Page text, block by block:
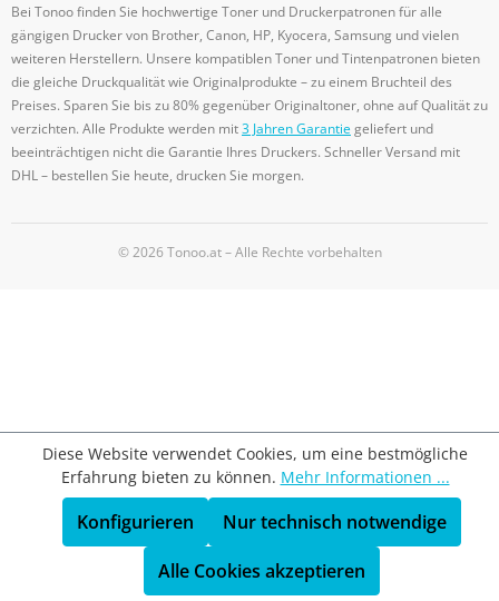
Bei Tonoo finden Sie hochwertige Toner und Druckerpatronen für alle
gängigen Drucker von Brother, Canon, HP, Kyocera, Samsung und vielen
weiteren Herstellern. Unsere kompatiblen Toner und Tintenpatronen bieten
die gleiche Druckqualität wie Originalprodukte – zu einem Bruchteil des
Preises. Sparen Sie bis zu 80% gegenüber Originaltoner, ohne auf Qualität zu
verzichten. Alle Produkte werden mit3 Jahren Garantiegeliefert und
beeinträchtigen nicht die Garantie Ihres Druckers. Schneller Versand mit
DHL – bestellen Sie heute, drucken Sie morgen.
© 2026 Tonoo.at – Alle Rechte vorbehalten
Diese Website verwendet Cookies, um eine bestmögliche
Erfahrung bieten zu können. Mehr Informationen ...
Nur technisch notwendige
Konfigurieren
Alle Cookies akzeptieren